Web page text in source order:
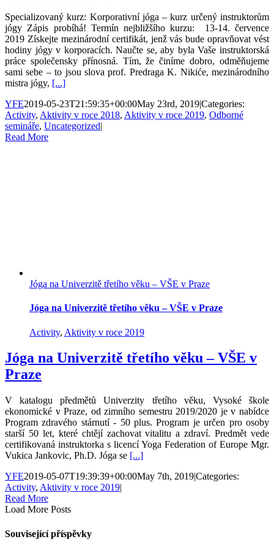
Specializovaný kurz: Korporativní jóga – kurz určený instruktorům
jógy Zápis probíhá! Termín nejbližšího kurzu: 13-14. července
2019 Získejte mezinárodní certifikát, jenž vás bude opravňovat vést
hodiny jógy v korporacích. Naučte se, aby byla Vaše instruktorská
práce společensky přínosná. Tím, že činíme dobro, odměňujeme
sami sebe – to jsou slova prof. Predraga K. Nikiće, mezinárodního
mistra jógy, [...]
YFE2019-05-23T21:59:35+00:00May 23rd, 2019|Categories:
Activity, Aktivity v roce 2018, Aktivity v roce 2019, Odborné
semináře, Uncategorized|
Read More
Jóga na Univerzitě třetího věku – VŠE v Praze
Jóga na Univerzitě třetího věku – VŠE v Praze
Activity, Aktivity v roce 2019
Jóga na Univerzitě třetího věku – VŠE v
Praze
V katalogu předmětů Univerzity třetího věku, Vysoké škole
ekonomické v Praze, od zimního semestru 2019/2020 je v nabídce
Program zdravého stárnutí - 50 plus. Program je určen pro osoby
starší 50 let, které chtějí zachovat vitalitu a zdraví. Predmět vede
certifikovaná instruktorka s licencí Yoga Federation of Europe Mgr.
Vukica Jankovic, Ph.D. Jóga se [...]
YFE2019-05-07T19:39:39+00:00May 7th, 2019|Categories:
Activity, Aktivity v roce 2019|
Read More
Load More Posts
Související příspěvky